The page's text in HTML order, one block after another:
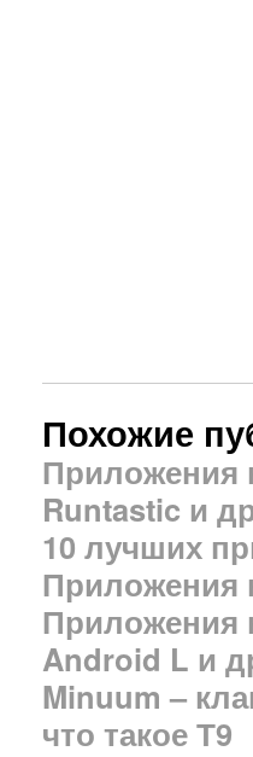
Похожие
Приложения
Runtastic и
10 лучших
Приложения
Приложения
Android L и
Minuum –
что такое Т9